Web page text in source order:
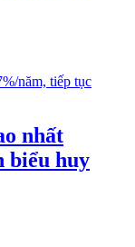
nhất
biểu huy